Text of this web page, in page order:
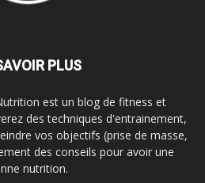
PLUS
est un blog de fitness et
des techniques d'entrainement,
vos objectifs (prise de masse,
des conseils pour avoir une
nutrition.